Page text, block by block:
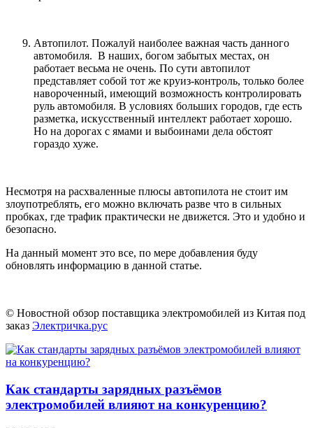
Автопилот. Пожалуй наиболее важная часть данного
автомобиля. В наших, богом забытых местах, он
работает весьма не очень. По сути автопилот
представляет собой тот же круиз-контроль, только более
навороченный, имеющий возможность контролировать
руль автомобиля. В условиях больших городов, где есть
разметка, искусственный интеллект работает хорошо.
Но на дорогах с ямами и выбоинами дела обстоят
гораздо хуже.
Несмотря на расхваленные плюсы автопилота не стоит им
злоупотреблять, его можно включать разве что в сильных
пробках, где трафик практически не движется. Это и удобно и
безопасно.
На данный момент это все, по мере добавления буду
обновлять информацию в данной статье.
© Новостной обзор поставщика электромобилей из Китая под
заказ Электричка.рус
Как стандарты зарядных разъёмов
электромобилей влияют на конкуренцию?